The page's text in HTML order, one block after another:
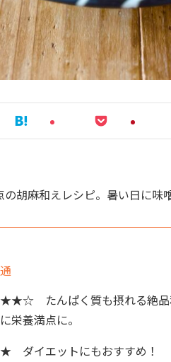
胡麻和えレシピ。暑い日に味
たんぱく質も摂れる絶品
栄養満点に。
イエットにもおすすめ！